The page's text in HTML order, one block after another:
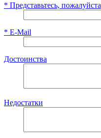
* Представьтесь, пожалуйста
* E-Mail
Достоинства
Недостатки